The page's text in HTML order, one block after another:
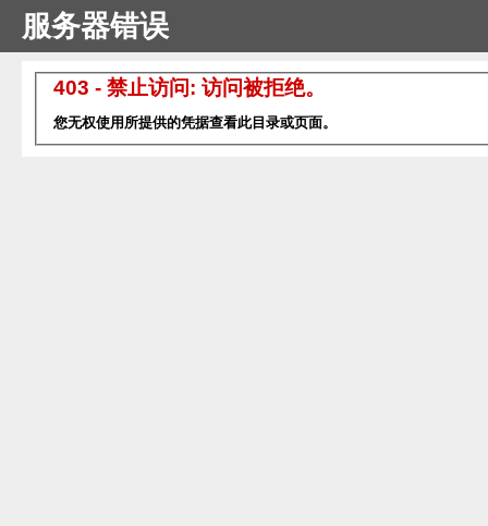
服务器错误
403 - 禁止访问: 访问被拒绝。
您无权使用所提供的凭据查看此目录或页面。